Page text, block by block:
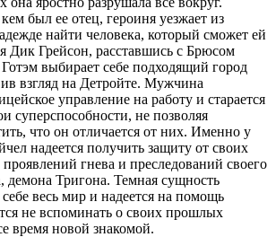
был ее отец, героиня уезжает из
найти человека, который сможет ей
Дик Грейсон, расставшись с Брюсом
выбирает себе подходящий город
взгляд на Детройте. Мужчина
управление на работу и старается
суперспособности, не позволяя
что он отличается от них. Именно у
надеется получить защиту от своих
гнева и преследований своего
демона Тригона. Темная сущность
весь мир и надеется на помощь
не вспоминать о своих прошлых
время новой знакомой.